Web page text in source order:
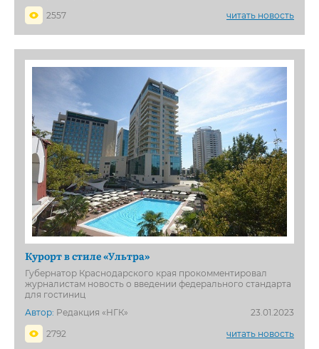
2557
читать новость
Курорт в стиле «Ультра»
Губернатор Краснодарского края прокомментировал
журналистам новость о введении федерального стандарта
для гостиниц
Автор: Редакция «НГК»
23.01.2023
2792
читать новость